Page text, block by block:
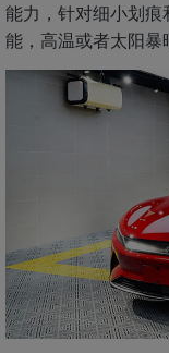
能力，针对细小划
能，高温或者太阳暴